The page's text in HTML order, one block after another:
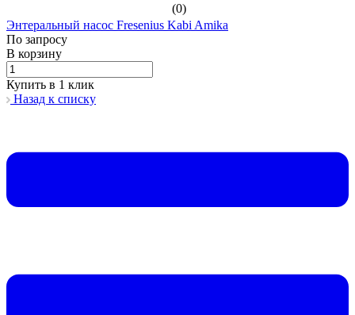
(0)
Энтеральный насос Fresenius Kabi Amika
По запросу
В корзину
Купить в 1 клик
Назад к списку